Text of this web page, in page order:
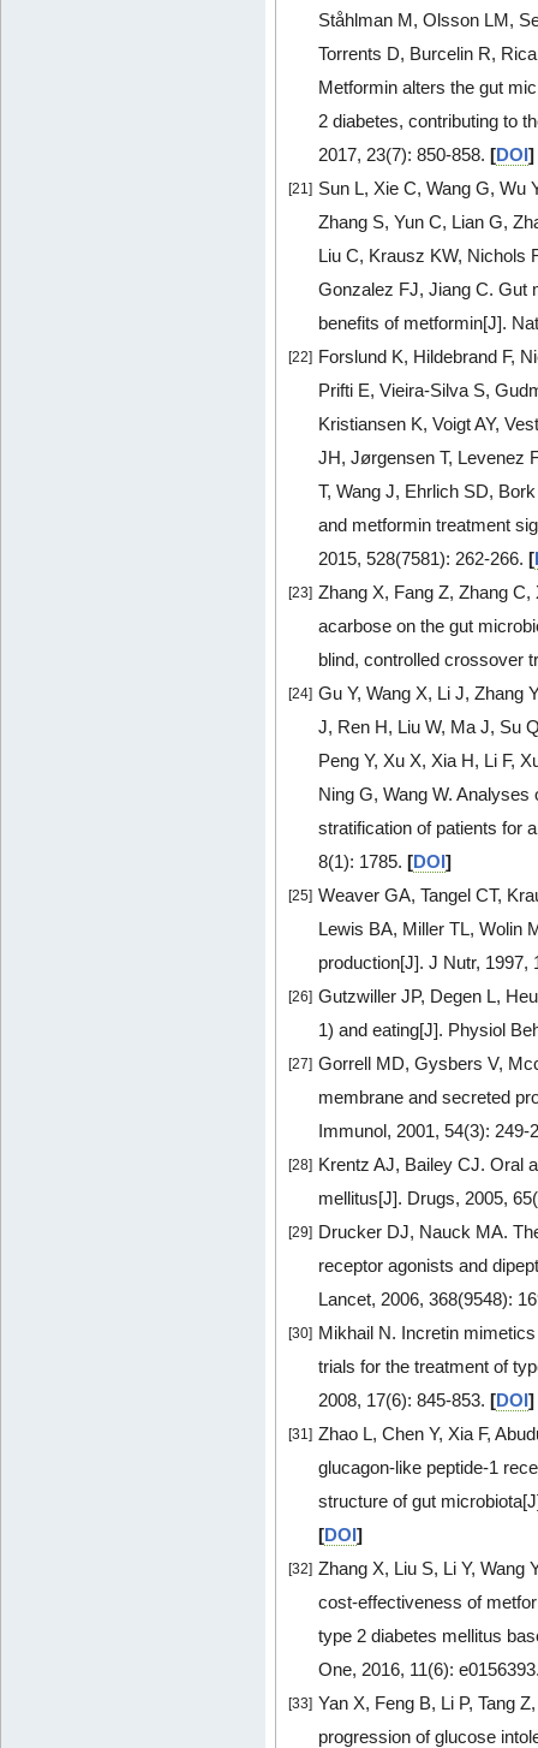
Ståhlman M, Olsson LM,
Torrents D, Burcelin R,
Metformin alters the gut
2 diabetes, contributing to
2017, 23(7): 850-858. [DOI]
[21] Sun L, Xie C, Wang G, Wu
Zhang S, Yun C, Lian G,
Liu C, Krausz KW, Nichols
Gonzalez FJ, Jiang C. Gut
benefits of metformin[J].
[22] Forslund K, Hildebrand F,
Prifti E, Vieira-Silva S,
Kristiansen K, Voigt AY,
JH, Jørgensen T, Levenez
T, Wang J, Ehrlich SD,
and metformin treatment
2015, 528(7581): 262-266. [
[23] Zhang X, Fang Z, Zhang
acarbose on the gut
blind, controlled crossover
[24] Gu Y, Wang X, Li J, Zhang
J, Ren H, Liu W, Ma J, Su
Peng Y, Xu X, Xia H, Li F,
Ning G, Wang W.
stratification of patients for
8(1): 1785. [DOI]
[25] Weaver GA, Tangel CT,
Lewis BA, Miller TL, Wolin
production[J]. J Nutr, 1997,
[26] Gutzwiller JP, Degen L,
1) and eating[J]. Physiol
[27] Gorrell MD, Gysbers V,
membrane and secreted
Immunol, 2001, 54(3): 249-
[28] Krentz AJ, Bailey CJ. Oral
mellitus[J]. Drugs, 2005,
[29] Drucker DJ, Nauck MA.
receptor agonists and
Lancet, 2006, 368(9548):
[30] Mikhail N. Incretin
trials for the treatment of
2008, 17(6): 845-853. [DOI]
[31] Zhao L, Chen Y, Xia F,
glucagon-like peptide-1
structure of gut
[DOI]
[32] Zhang X, Liu S, Li Y, Wang
cost-effectiveness of
type 2 diabetes mellitus
One, 2016, 11(6):
[33] Yan X, Feng B, Li P, Tang
progression of glucose